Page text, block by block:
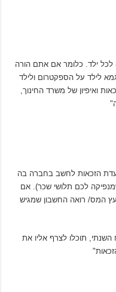
לכל ילד. כלומר אם אתם הורה
לילד על הספקטרום ולילד
ואיפיון של משרד החינוך,
הזכאות לחשב בחברה בה
לכם תלושי שכר). אם
המס/ רואה החשבון שמגיש
תוכלו לצרף אליו את